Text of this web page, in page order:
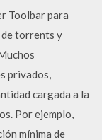
Toolbar para
de torrents y
privados,
cargada a la
Por ejemplo,
mínima de